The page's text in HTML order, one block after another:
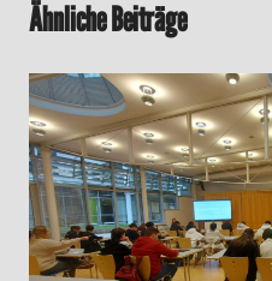
Ähnliche Beiträge